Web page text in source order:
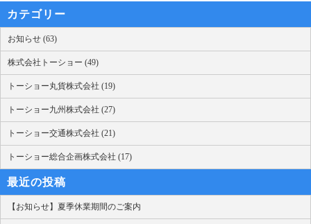
カテゴリー
お知らせ (63)
株式会社トーショー (49)
トーショー丸貨株式会社 (19)
トーショー九州株式会社 (27)
トーショー交通株式会社 (21)
トーショー総合企画株式会社 (17)
最近の投稿
【お知らせ】夏季休業期間のご案内